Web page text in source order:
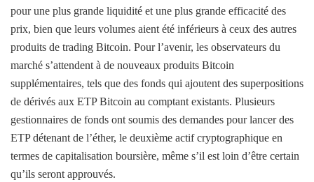
pour une plus grande liquidité et une plus grande efficacité des
prix, bien que leurs volumes aient été inférieurs à ceux des autres
produits de trading Bitcoin. Pour l’avenir, les observateurs du
marché s’attendent à de nouveaux produits Bitcoin
supplémentaires, tels que des fonds qui ajoutent des superpositions
de dérivés aux ETP Bitcoin au comptant existants. Plusieurs
gestionnaires de fonds ont soumis des demandes pour lancer des
ETP détenant de l’éther, le deuxième actif cryptographique en
termes de capitalisation boursière, même s’il est loin d’être certain
qu’ils seront approuvés.